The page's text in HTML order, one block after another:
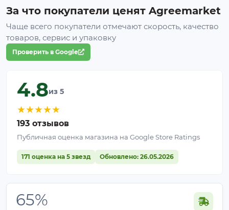
За что покупатели ценят Agreemarket
Чаще всего покупатели отмечают скорость, качество
товаров, сервис и упаковку
Проверить в Google
4.8из 5
★★★★★
193 отзывов
Публичная оценка магазина на Google Store Ratings
171 оценка на 5 звезд Обновлено: 26.05.2026
65%